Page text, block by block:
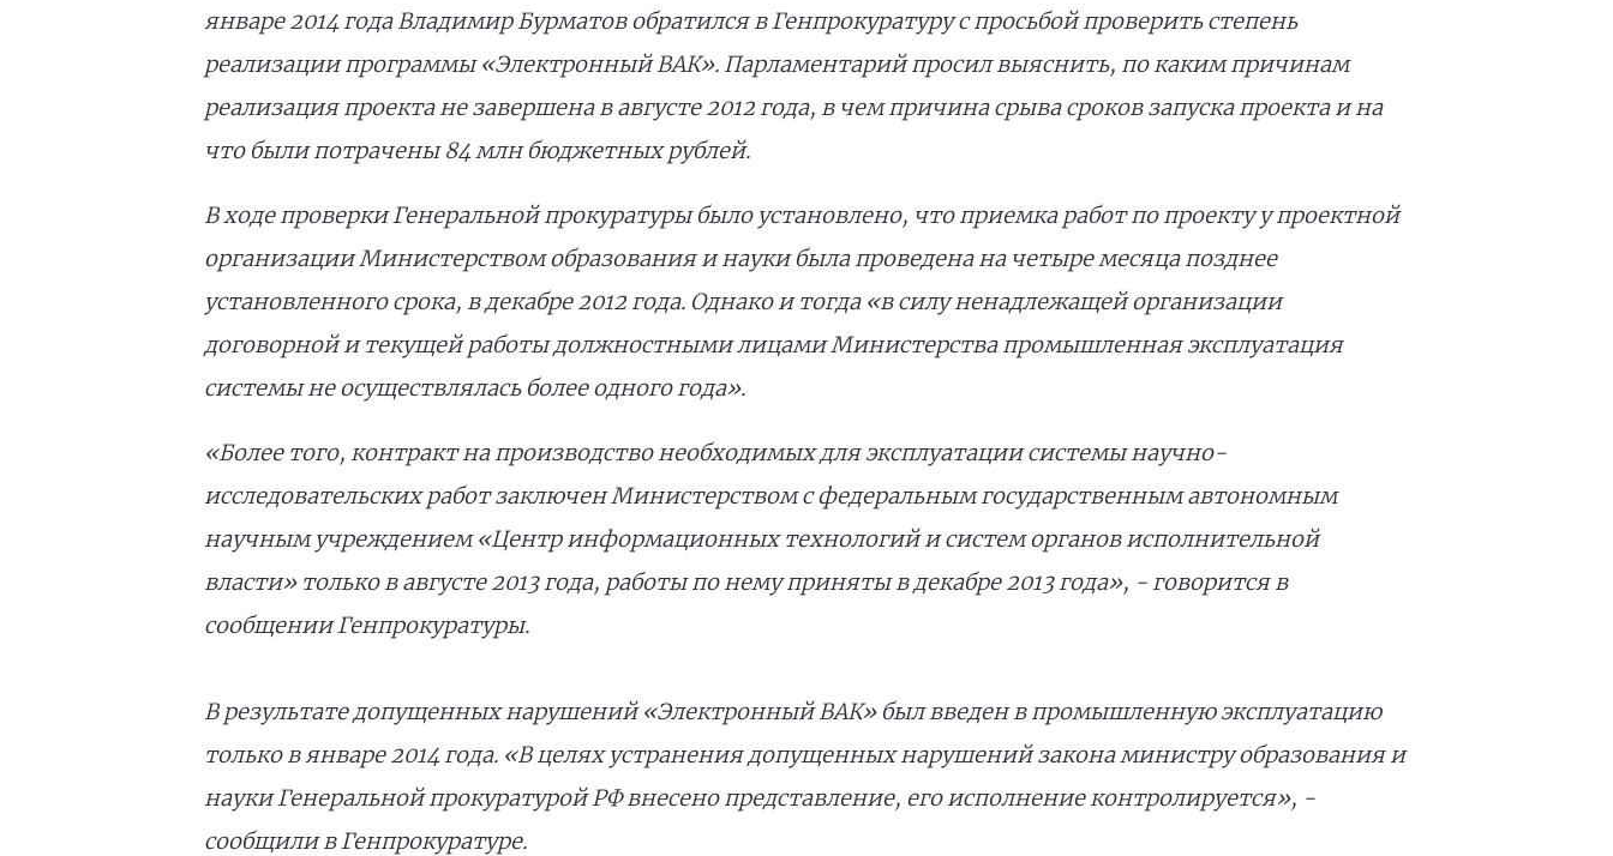
январе 2014 года Владимир Бурматов обратился в Генпрокуратуру с просьбой проверить степень
реализации программы «Электронный ВАК». Парламентарий просил выяснить, по каким причинам
реализация проекта не завершена в августе 2012 года, в чем причина срыва сроков запуска проекта и на
что были потрачены 84 млн бюджетных рублей.
В ходе проверки Генеральной прокуратуры было установлено, что приемка работ по проекту у проектной
организации Министерством образования и науки была проведена на четыре месяца позднее
установленного срока, в декабре 2012 года. Однако и тогда «в силу ненадлежащей организации
договорной и текущей работы должностными лицами Министерства промышленная эксплуатация
системы не осуществлялась более одного года».
«Более того, контракт на производство необходимых для эксплуатации системы научно-
исследовательских работ заключен Министерством с федеральным государственным автономным
научным учреждением «Центр информационных технологий и систем органов исполнительной
власти» только в августе 2013 года, работы по нему приняты в декабре 2013 года», - говорится в
сообщении Генпрокуратуры.
В результате допущенных нарушений «Электронный ВАК» был введен в промышленную эксплуатацию
только в январе 2014 года. «В целях устранения допущенных нарушений закона министру образования и
науки Генеральной прокуратурой РФ внесено представление, его исполнение контролируется», -
сообщили в Генпрокуратуре.